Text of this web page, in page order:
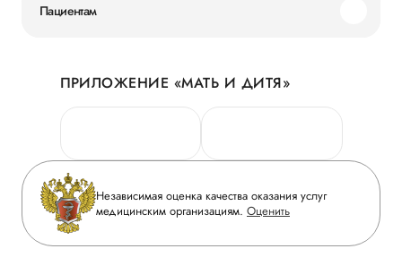
Новости
Руководство
Сотрудничество
Инвесторам
Журнал «Мать и дитя»
Вакансии
Пациентам
Личный кабинет
Персональные данные
Горячая линия качества
Вопрос-ответ
Приложение пациента
Статьи
ПРИЛОЖЕНИЕ «МАТЬ И ДИТЯ»
Независимая оценка качества оказания услуг
медицинским организациям. Оценить